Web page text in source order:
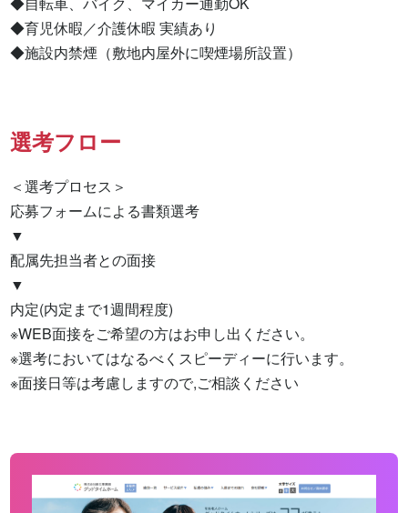
◆育児休暇／介護休暇 実績あり
◆施設内禁煙（敷地内屋外に喫煙場所設置）
選考フロー
＜選考プロセス＞
応募フォームによる書類選考
▼
配属先担当者との面接
▼
内定(内定まで1週間程度)
※WEB面接をご希望の方はお申し出ください。
※選考においてはなるべくスピーディーに行います。
※面接日等は考慮しますので,ご相談ください